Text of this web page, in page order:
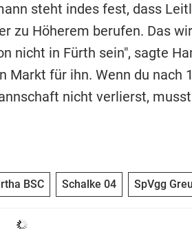
steht indes fest, dass
zu Höherem berufen. Das
nicht in Fürth sein", sagte
Markt für ihn. Wenn du nach
nicht verlierst,
BSC Schalke 04 SpVgg